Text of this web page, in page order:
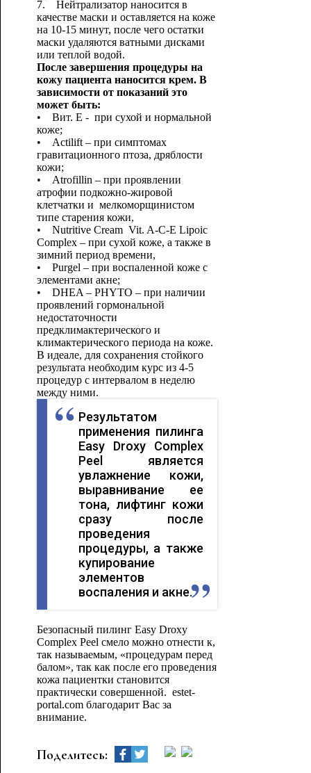
7. Нейтрализатор наносится в
качестве маски и оставляется на коже
на 10-15 минут, после чего остатки
маски удаляются ватными дисками
или теплой водой.
После завершения процедуры на
кожу пациента наносится крем. В
зависимости от показаний это
может быть:
• Вит. E - при сухой и нормальной
коже;
• Actilift – при симптомах
гравитационного птоза, дряблости
кожи;
• Atrofillin – при проявлении
атрофии подкожно-жировой
клетчатки и мелкоморщинистом
типе старения кожи,
• Nutritive Cream Vit. A-C-E Lipoic
Complex – при сухой коже, а также в
зимний период времени,
• Purgel – при воспаленной коже с
элементами акне;
• DHEA – PHYTO – при наличии
проявлений гормональной
недостаточности
предклимактерического и
климактерического периода на коже.
В идеале, для сохранения стойкого
результата необходим курс из 4-5
процедур с интервалом в неделю
между ними.
Результатом
применения пилинга
Easy Droxy Complex
Peel является
увлажнение кожи,
выравнивание ее
тона, лифтинг кожи
сразу после
проведения
процедуры, а также
купирование
элементов
воспаления и акне.
Безопасный пилинг Easy Droxy
Complex Peel смело можно отнести к,
так называемым, «процедурам перед
балом», так как после его проведения
кожа пациентки становится
практически совершенной. estet-
portal.com благодарит Вас за
внимание.
Поделитесь: